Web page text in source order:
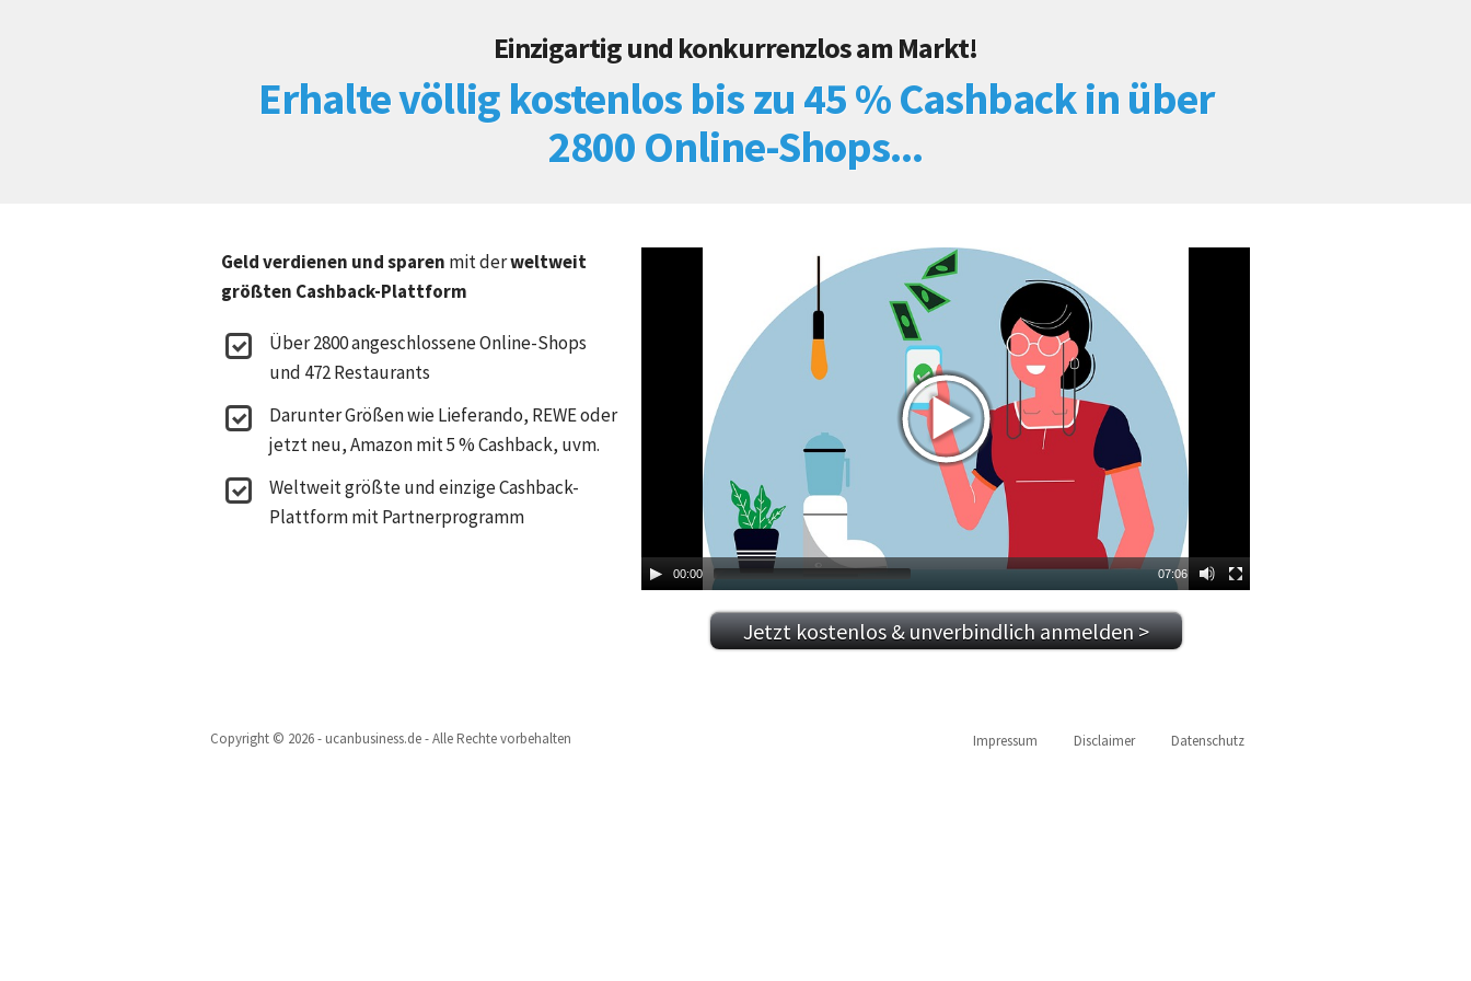
Einzigartig und konkurrenzlos am Markt!
Erhaltevöllig kostenlosbis zu 45 % Cashback in über
2800 Online-Shops...
Geld verdienen und sparen mit derweltweit
größten Cashback-Plattform
Über 2800 angeschlossene Online-Shops
und 472 Restaurants
Darunter Größen wie Lieferando, REWE oder
jetzt neu, Amazon mit 5 % Cashback, uvm.
Weltweit größte und einzige Cashback-
Plattform mit Partnerprogramm
00:00 07:06
Jetzt kostenlos & unverbindlich anmelden >
Impressum Disclaimer Datenschutz
Copyright © 2026 - ucanbusiness.de - Alle Rechte vorbehalten